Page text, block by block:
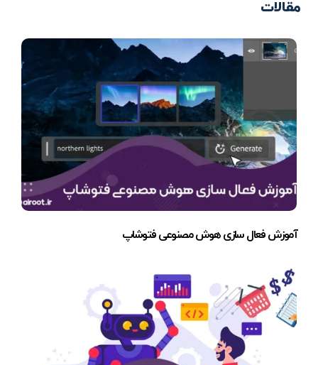
مقالات
آموزش فعال سازی هوش مصنوعی فتوشاپ